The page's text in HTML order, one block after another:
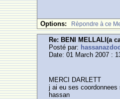
Options: Rèpondre à ce
Re: BENI MELLALl(a
Posté par: hassanazdod
Date: 01 March 2007 :
MERCI DARLETT
j ai eu ses
hassan